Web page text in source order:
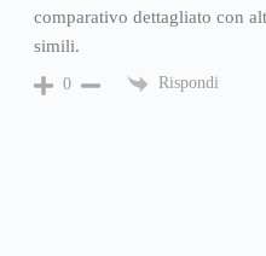
comparativo dettagliato con
simili.
0 Rispondi